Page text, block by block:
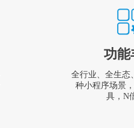
功能
全行业、全生态
种小程序场景
具，N